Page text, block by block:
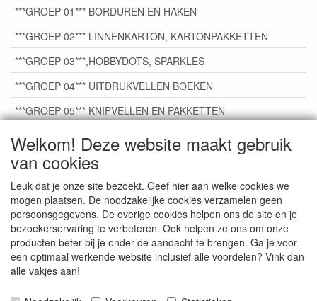
Welkom! Deze website maakt gebruik
van cookies
Leuk dat je onze site bezoekt. Geef hier aan welke cookies we
mogen plaatsen. De noodzakelijke cookies verzamelen geen
persoonsgegevens. De overige cookies helpen ons de site en je
bezoekerservaring te verbeteren. Ook helpen ze ons om onze
producten beter bij je onder de aandacht te brengen. Ga je voor
een optimaal werkende website inclusief alle voordelen? Vink dan
alle vakjes aan!
***GROEP 01*** BORDUREN EN HAKEN
***GROEP 02*** LINNENKARTON, KARTONPAKKETTEN
***GROEP 03***,HOBBYDOTS, SPARKLES
***GROEP 04*** UITDRUKVELLEN BOEKEN
***GROEP 05*** KNIPVELLEN EN PAKKETTEN
***GROEP 06*** TAPE/LIJM SNIJMALLEN STEMPELS
***GROEP 07*** KAARTEN +SCRAP TOEBEHOREN
***GROEP 08*** TEKENEN EN KLEUREN, GELPEN,MARKER
***GROEP 09*** KRALEN EN TOEBEHOREN
***GROEP 10*** WENSKAARTEN MET ENV. €0,75
Service